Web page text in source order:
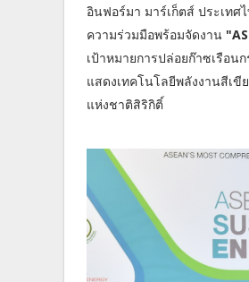
อินฟอร์มา มาร์เก็ตส์ ประเท
ความร่วมมือพร้อมจัดงาน
เป้าหมายการปล่อยก๊าซเรือ
แสดงเทคโนโลยีพลังงานสีเ
แห่งชาติสิริกิติ์